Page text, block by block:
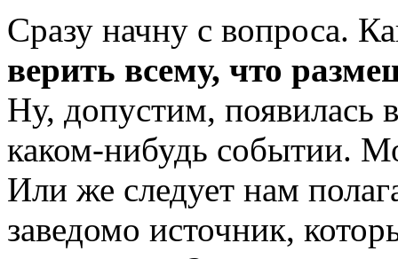
Сразу начну с вопроса.
верить всему, что
Ну, допустим,
каком-нибудь событии.
Или же следует нам
заведомо источник,